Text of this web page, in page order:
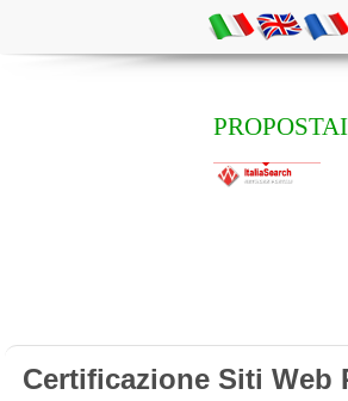
Certificazione Siti Web